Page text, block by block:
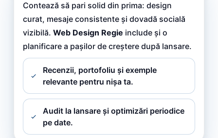
Contează să pari solid din prima: design
curat, mesaje consistente și dovadă socială
vizibilă. Web Design Regie include și o
planificare a pașilor de creștere după lansare.
Recenzii, portofoliu și exemple
relevante pentru nișa ta.
Audit la lansare și optimizări periodice
pe date.